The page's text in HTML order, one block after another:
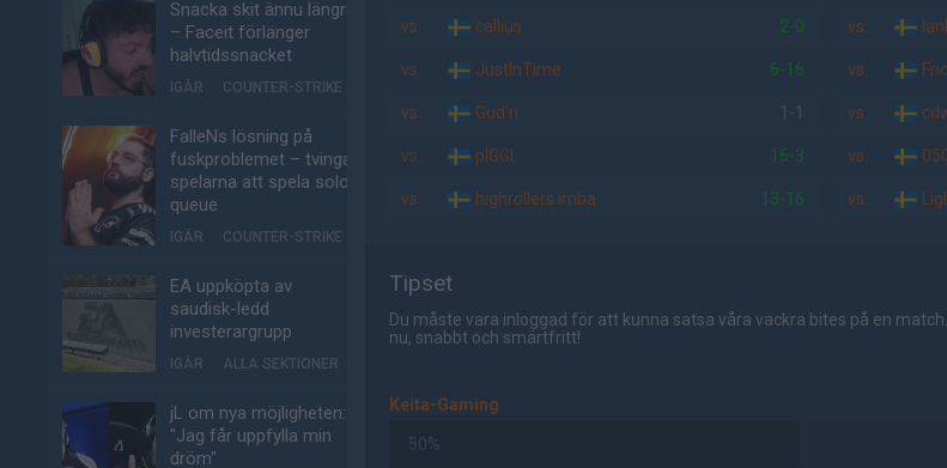
Snacka skit ännu längre
– Faceit förlänger
halvtidssnacket
IGÅR COUNTER-STRIKE
FalleNs lösning på
fuskproblemet – tvinga
spelarna att spela solo-
queue
IGÅR COUNTER-STRIKE
EA uppköpta av
saudisk-ledd
investerargrupp
IGÅR ALLA SEKTIONER
jL om nya möjligheten:
"Jag får uppfylla min
dröm"
vs. callius 2-0
vs. JustInTime 6-16
vs. Gud'n 1-1
vs. pIGGI 16-3
vs. highrollers.imba 13-16
vs.
vs.
vs.
vs.
vs.
Tipset
Du måste vara inloggad för att kunna satsa våra vackra bites på en
nu, snabbt och smärtfritt!
Keita-Gaming
50%